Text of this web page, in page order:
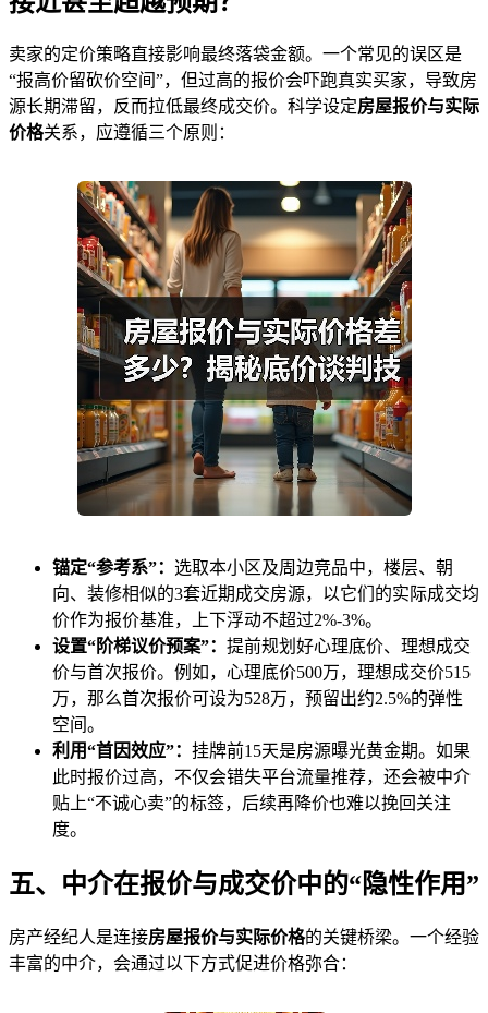
卖家的定价策略直接影响最终落袋金额。一个常见的误区是
“报高价留砍价空间”，但过高的报价会吓跑真实买家，导致房
源长期滞留，反而拉低最终成交价。科学设定房屋报价与实际
价格关系，应遵循三个原则：
锚定“参考系”： 选取本小区及周边竞品中，楼层、朝
向、装修相似的3套近期成交房源，以它们的实际成交均
价作为报价基准，上下浮动不超过2%-3%。
设置“阶梯议价预案”： 提前规划好心理底价、理想成交
价与首次报价。例如，心理底价500万，理想成交价515
万，那么首次报价可设为528万，预留出约2.5%的弹性
空间。
利用“首因效应”： 挂牌前15天是房源曝光黄金期。如果
此时报价过高，不仅会错失平台流量推荐，还会被中介
贴上“不诚心卖”的标签，后续再降价也难以挽回关注
度。
五、中介在报价与成交价中的“隐性作用”
房产经纪人是连接房屋报价与实际价格的关键桥梁。一个经验
丰富的中介，会通过以下方式促进价格弥合：